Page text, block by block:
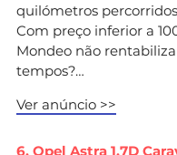
quilómetros
Com preço inferior a
Mondeo não
tempos?…
Ver anúncio >>
6. Opel Astra 1.7D